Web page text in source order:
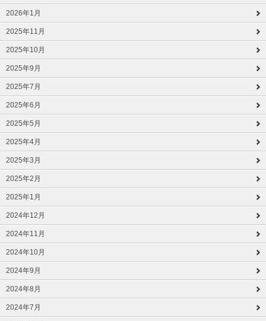
2026年1月
2025年11月
2025年10月
2025年9月
2025年7月
2025年6月
2025年5月
2025年4月
2025年3月
2025年2月
2025年1月
2024年12月
2024年11月
2024年10月
2024年9月
2024年8月
2024年7月